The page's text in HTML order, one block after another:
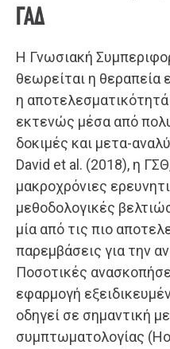
ΓΑΔ
Η Γνωσιακή
θεωρείται η θεραπεία
η
εκτενώς μέσα από
δοκιμές και μετα-
David et al. (2018), η
μακροχρόνιες
μεθοδολογικές
μία από τις πιο
παρεμβάσεις για την
Ποσοτικές
εφαρμογή
οδηγεί σε σημαντική
συμπτωματολογίας